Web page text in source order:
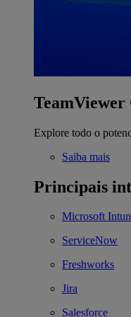
TeamViewer
Explore todo o
Saiba mais
Principais
Microsoft
ServiceNow
Freshworks
Jira
Salesforce